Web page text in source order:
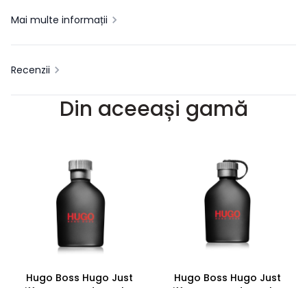
Mai multe informații
Recenzii
Din aceeași gamă
Hugo Boss Hugo Just
Hugo Boss Hugo Just